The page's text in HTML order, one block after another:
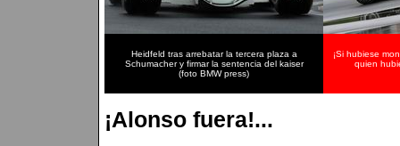
Heidfeld tras arrebatar la tercera plaza a
Schumacher y firmar la sentencia del kaiser
(foto BMW press)
¡Si hubiese
quien
¡Alonso fuera!...